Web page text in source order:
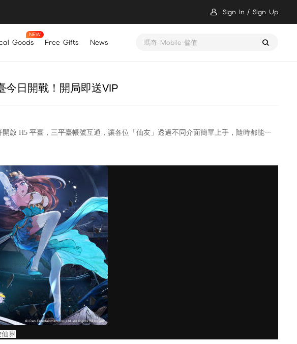
Sign In Sign Up
Goods Free Gifts News 瑪奇 Mobile 儲值
今日開戰！開局即送VIP
H5 平臺，三平臺帳號互通，讓各位「仙友」透過不同介面簡單上手，隨時都能一
仙界